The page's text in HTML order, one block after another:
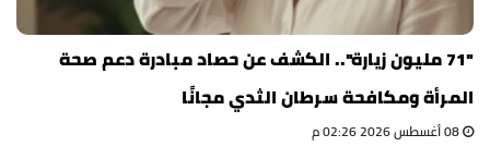
"71 مليون زيارة".. الكشف عن حصاد مبادرة دعم صحة
المرأة ومكافحة سرطان الثدي مجانًا